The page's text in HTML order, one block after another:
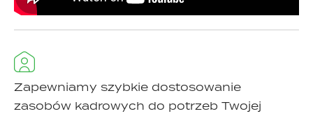
Zapewniamy szybkie dostosowanie
zasobów kadrowych do potrzeb Twojej